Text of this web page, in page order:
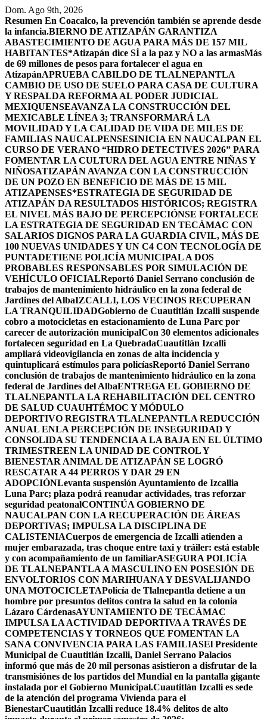
Saltar
al
contenido
Dom. Ago 9th, 2026
Resumen En Coacalco, la prevención también se aprende desde
la infancia.BIERNO DE ATIZAPÁN GARANTIZA
ABASTECIMIENTO DE AGUA PARA MÁS DE 157 MIL
HABITANTES*Atizapán dice SÍ a la paz y NO a las armasMás
de 69 millones de pesos para fortalecer el agua en
AtizapánAPRUEBA CABILDO DE TLALNEPANTLA
CAMBIO DE USO DE SUELO PARA CASA DE CULTURA
Y RESPALDA REFORMA AL PODER JUDICIAL
MEXIQUENSEAVANZA LA CONSTRUCCIÓN DEL
MEXICABLE LÍNEA 3; TRANSFORMARÁ LA
MOVILIDAD Y LA CALIDAD DE VIDA DE MILES DE
FAMILIAS NAUCALPENSESINICIA EN NAUCALPAN EL
CURSO DE VERANO “HIDRO DETECTIVES 2026” PARA
FOMENTAR LA CULTURA DEL AGUA ENTRE NIÑAS Y
NIÑOSATIZAPÁN AVANZA CON LA CONSTRUCCIÓN
DE UN POZO EN BENEFICIO DE MÁS DE 15 MIL
ATIZAPENSES*ESTRATEGIA DE SEGURIDAD DE
ATIZAPÁN DA RESULTADOS HISTÓRICOS; REGISTRA
EL NIVEL MÁS BAJO DE PERCEPCIÓNSE FORTALECE
LA ESTRATEGIA DE SEGURIDAD EN TECÁMAC CON
SALARIOS DIGNOS PARA LA GUARDIA CIVIL, MÁS DE
100 NUEVAS UNIDADES Y UN C4 CON TECNOLOGÍA DE
PUNTADETIENE POLICÍA MUNICIPAL A DOS
PROBABLES RESPONSABLES POR SIMULACIÓN DE
VEHÍCULO OFICIALReportó Daniel Serrano conclusión de
trabajos de mantenimiento hidráulico en la zona federal de
Jardines del AlbaIZCALLI, LOS VECINOS RECUPERAN
LA TRANQUILIDADGobierno de Cuautitlán Izcalli suspende
cobro a motocicletas en estacionamiento de Luna Parc por
carecer de autorización municipalCon 30 elementos adicionales
fortalecen seguridad en La QuebradaCuautitlán Izcalli
ampliará videovigilancia en zonas de alta incidencia y
quintuplicará estímulos para policíasReportó Daniel Serrano
conclusión de trabajos de mantenimiento hidráulico en la zona
federal de Jardines del AlbaENTREGA EL GOBIERNO DE
TLALNEPANTLA LA REHABILITACIÓN DEL CENTRO
DE SALUD CUAUHTÉMOC Y MÓDULO
DEPORTIVO REGISTRA TLALNEPANTLA REDUCCIÓN
ANUAL ENLA PERCEPCIÓN DE INSEGURIDAD Y
CONSOLIDA SU TENDENCIA A LA BAJA EN EL ÚLTIMO
TRIMESTREEN LA UNIDAD DE CONTROL Y
BIENESTAR ANIMAL DE ATIZAPÁN SE LOGRÓ
RESCATAR A 44 PERROS Y DAR 29 EN
ADOPCIÓNLevanta suspensión Ayuntamiento de Izcallia
Luna Parc; plaza podrá reanudar actividades, tras reforzar
seguridad peatonalCONTINÚA GOBIERNO DE
NAUCALPAN CON LA RECUPERACIÓN DE ÁREAS
DEPORTIVAS; IMPULSA LA DISCIPLINA DE
CALISTENIACuerpos de emergencia de Izcalli atienden a
mujer embarazada, tras choque entre taxi y tráiler: está estable
y con acompañamiento de un familiarASEGURA POLICÍA
DE TLALNEPANTLA A MASCULINO EN POSESIÓN DE
ENVOLTORIOS CON MARIHUANA Y DESVALIJANDO
UNA MOTOCICLETAPolicía de Tlalnepantla detiene a un
hombre por presuntos delitos contra la salud en la colonia
Lázaro CárdenasAYUNTAMIENTO DE TECÁMAC
IMPULSA LA ACTIVIDAD DEPORTIVA A TRAVÉS DE
COMPETENCIAS Y TORNEOS QUE FOMENTAN LA
SANA CONVIVENCIA PARA LAS FAMILIASEl Presidente
Municipal de Cuautitlán Izcalli, Daniel Serrano Palacios
informó que más de 20 mil personas asistieron a disfrutar de la
transmisiónes de los partidos del Mundial en la pantalla gigante
instalada por el Gobierno Municipal.Cuautitlán Izcalli es sede
de la atención del programa Vivienda para el
BienestarCuautitlán Izcalli reduce 18.4% delitos de alto